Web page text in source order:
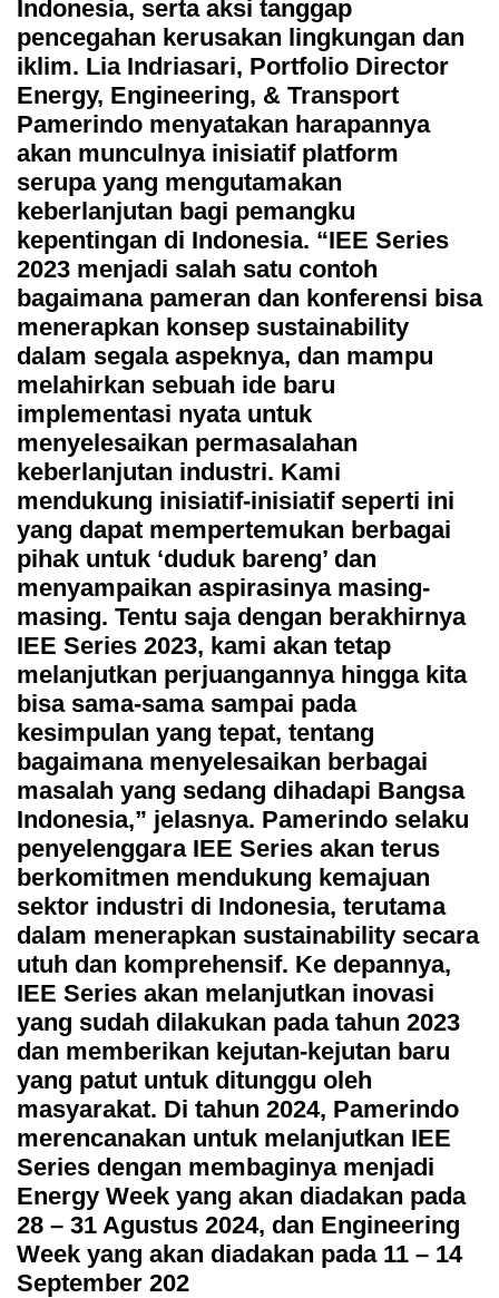
Indonesia, serta aksi tanggap
pencegahan kerusakan lingkungan dan
iklim. Lia Indriasari, Portfolio Director
Energy, Engineering, & Transport
Pamerindo menyatakan harapannya
akan munculnya inisiatif platform
serupa yang mengutamakan
keberlanjutan bagi pemangku
kepentingan di Indonesia. “IEE Series
2023 menjadi salah satu contoh
bagaimana pameran dan konferensi bisa
menerapkan konsep sustainability
dalam segala aspeknya, dan mampu
melahirkan sebuah ide baru
implementasi nyata untuk
menyelesaikan permasalahan
keberlanjutan industri. Kami
mendukung inisiatif-inisiatif seperti ini
yang dapat mempertemukan berbagai
pihak untuk ‘duduk bareng’ dan
menyampaikan aspirasinya masing-
masing. Tentu saja dengan berakhirnya
IEE Series 2023, kami akan tetap
melanjutkan perjuangannya hingga kita
bisa sama-sama sampai pada
kesimpulan yang tepat, tentang
bagaimana menyelesaikan berbagai
masalah yang sedang dihadapi Bangsa
Indonesia,” jelasnya. Pamerindo selaku
penyelenggara IEE Series akan terus
berkomitmen mendukung kemajuan
sektor industri di Indonesia, terutama
dalam menerapkan sustainability secara
utuh dan komprehensif. Ke depannya,
IEE Series akan melanjutkan inovasi
yang sudah dilakukan pada tahun 2023
dan memberikan kejutan-kejutan baru
yang patut untuk ditunggu oleh
masyarakat. Di tahun 2024, Pamerindo
merencanakan untuk melanjutkan IEE
Series dengan membaginya menjadi
Energy Week yang akan diadakan pada
28 – 31 Agustus 2024, dan Engineering
Week yang akan diadakan pada 11 – 14
September 202